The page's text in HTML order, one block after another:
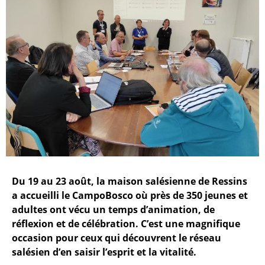
Du 19 au 23 août, la maison salésienne de Ressins
a accueilli le CampoBosco où près de 350 jeunes et
adultes ont vécu un temps d’animation, de
réflexion et de célébration. C’est une magnifique
occasion pour ceux qui découvrent le réseau
salésien d’en saisir l’esprit et la vitalité.